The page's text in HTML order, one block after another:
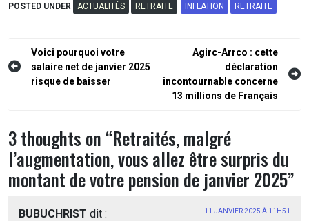
POSTED UNDER ACTUALITÉS RETRAITE INFLATION RETRAITE
Navigation
de
Voici pourquoi votre
salaire net de janvier 2025
risque de baisser
Agirc-Arrco : cette
déclaration
incontournable concerne
13 millions de Français
3 thoughts on “Retraités, malgré
l’augmentation, vous allez être surpris du
montant de votre pension de janvier 2025”
BUBUCHRIST dit : 11 JANVIER 2025 À 11H51